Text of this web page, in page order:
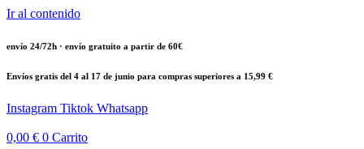
Ir al contenido
envío 24/72h · envío gratuito a partir de 60€
Envíos gratis del 4 al 17 de junio para compras superiores a 15,99 €
Instagram Tiktok Whatsapp
0,00 € 0 Carrito